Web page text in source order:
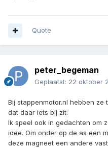
Quote
peter_begeman
Geplaatst: 22 oktober
Bij stappenmotor.nl hebben ze
dat daar iets bij zit.
Ik speel ook in gedachten om
idee. Om onder op de as een
deze magneet een andere